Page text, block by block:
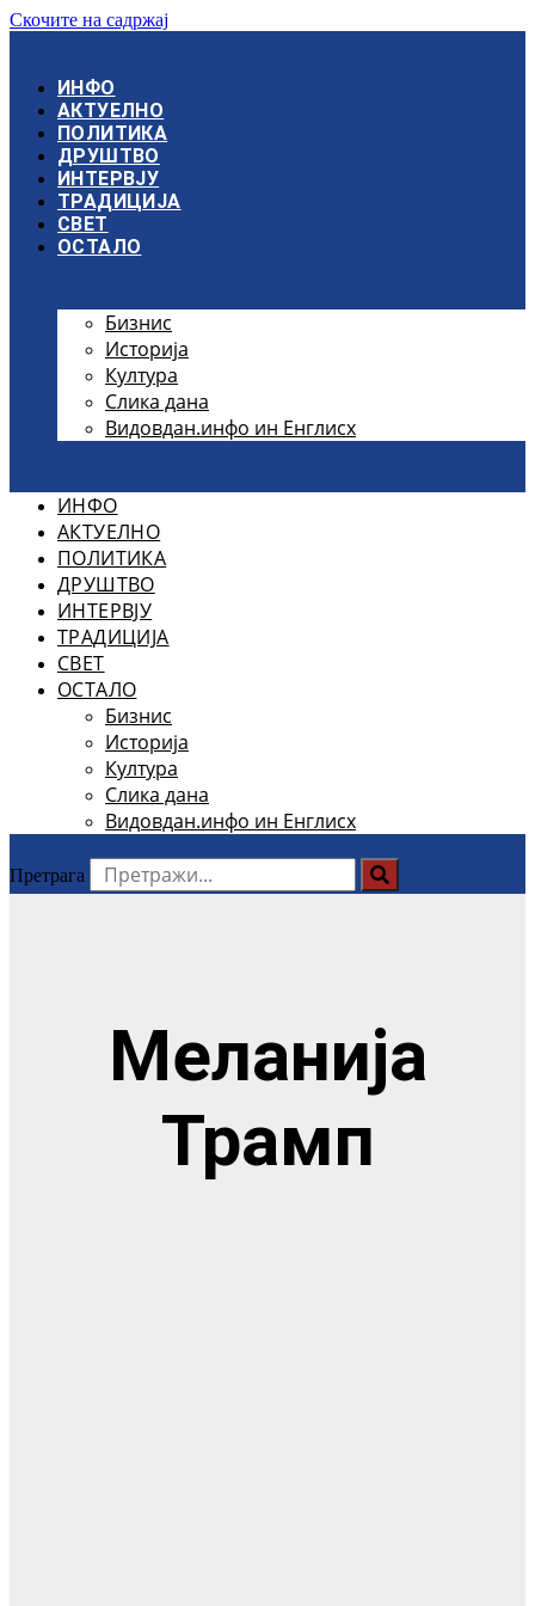
Скочите на садржај
ИНФО
АКТУЕЛНО
ПОЛИТИКА
ДРУШТВО
ИНТЕРВЈУ
ТРАДИЦИЈА
СВЕТ
ОСТАЛО
Бизнис
Историја
Култура
Слика дана
Видовдан.инфо ин Енглисх
ИНФО
АКТУЕЛНО
ПОЛИТИКА
ДРУШТВО
ИНТЕРВЈУ
ТРАДИЦИЈА
СВЕТ
ОСТАЛО
Бизнис
Историја
Култура
Слика дана
Видовдан.инфо ин Енглисх
Претрага
Меланија
Трамп